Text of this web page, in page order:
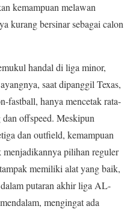
kemampuan melawan
kurang bersinar sebagai calon
handal di liga minor,
saat dipanggil Texas,
fastball, hanya mencetak rata-
offspeed. Meskipun
dan outfield, kemampuan
pilihan reguler
memiliki alat yang baik,
putaran akhir liga AL-
mengingat ada